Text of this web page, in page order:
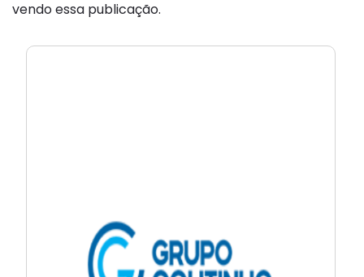
vendo essa publicação.